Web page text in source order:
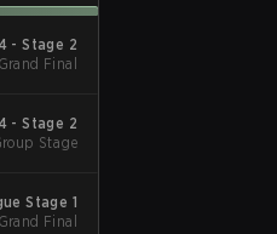
- Stage 2
Final
- Stage 2
Stage
Stage 1
Final